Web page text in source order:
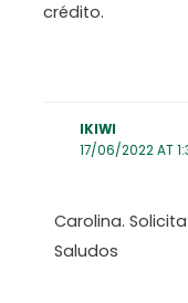
crédito.
IKIWI
17/06/2022 AT
Carolina.
Saludos